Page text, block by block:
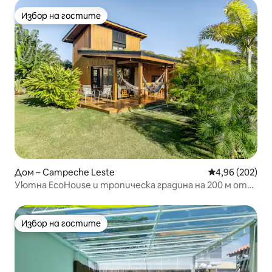
Избор на гостите
Избор на гостите
Дом – Campeche Leste Средна
4,96 (202)
Уютна EcoHouse и тропическа градина на 200 м от
Избор на гостите
Избор на гостите